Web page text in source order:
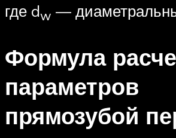
где dw —
Формула
параметров
прямозубой